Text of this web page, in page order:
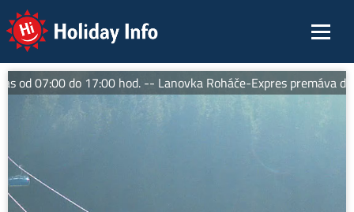
Holiday Info
od 07:00 do 17:00 hod. -- Lanovka Roháče-Expres premáva